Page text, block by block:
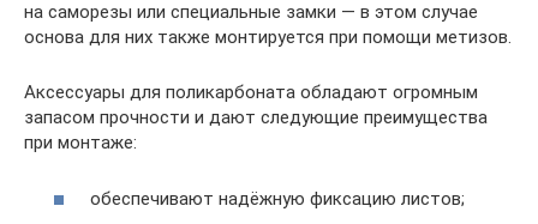
на саморезы или специальные замки — в этом случае
основа для них также монтируется при помощи метизов.
Аксессуары для поликарбоната обладают огромным
запасом прочности и дают следующие преимущества
при монтаже:
обеспечивают надёжную фиксацию листов;